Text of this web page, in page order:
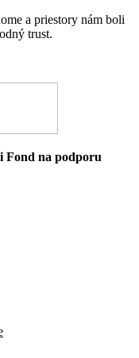
a priestory nám boli
trust.
Fond na podporu